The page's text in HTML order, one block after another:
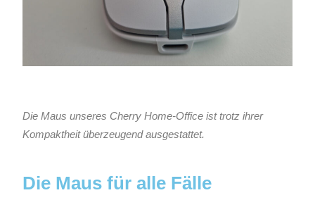
Die Maus unseres Cherry Home-Office ist trotz ihrer
Kompaktheit überzeugend ausgestattet.
Die Maus für alle Fälle